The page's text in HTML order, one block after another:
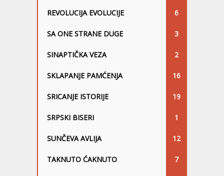
REVOLUCIJA EVOLUCIJE 6
SA ONE STRANE DUGE 3
SINAPTIČKA VEZA 2
SKLAPANJE PAMĆENJA 16
SRICANJE ISTORIJE 19
SRPSKI BISERI 1
SUNČEVA AVLIJA 12
TAKNUTO ĆAKNUTO 7